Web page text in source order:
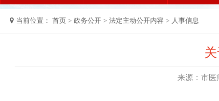
当前位置： 首页 > 政务公开 > 法定主动公开内容 > 人事信息
来源：市医